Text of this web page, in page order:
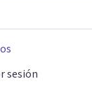
y
En su consulta, los
espacio seguro
Consulta
sesión